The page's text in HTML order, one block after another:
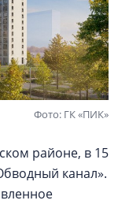
Фото: ГК «ПИК»
районе, в 15
канал».